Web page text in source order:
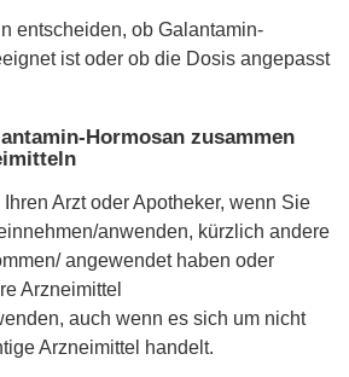
entscheiden, ob Galantamin-
ist oder ob die Dosis angepasst
Hormosan zusammen
Arzt oder Apotheker, wenn Sie
anwenden, kürzlich andere
angewendet haben oder
Arzneimittel
auch wenn es sich um nicht
Arzneimittel handelt.